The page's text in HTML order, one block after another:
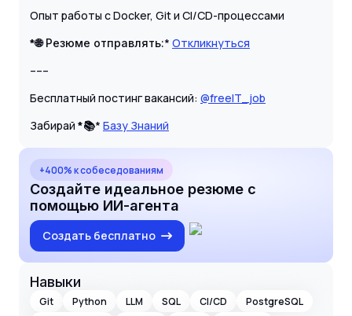
Опыт работы с Docker, Git и CI/CD-процессами
*🌐 Резюме отправлять:* Откликнуться
–––
Бесплатный постинг вакансий: @freeIT_job
Забирай *📚* Базу Знаний
+400% к собеседованиям
Создайте идеальное резюме с
помощью ИИ-агента
Создать бесплатно
Навыки
Git Python LLM SQL CI/CD
PostgreSQL